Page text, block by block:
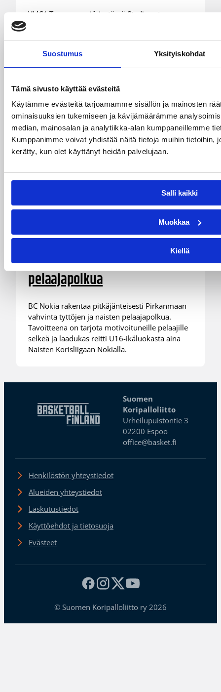
Suostumus Yksityiskohdat
Tämä sivusto käyttää evästeitä
Käytämme evästeitä tarjoamamme sisällön ja mainosten
ominaisuuksien tukemiseen ja kävijämäärämme
median, mainosalan ja analytiikka-alan kumppaneillemme
Kumppanimme voivat yhdistää näitä tietoja muihin tietoihin,
kerätty, kun olet käyttänyt heidän palvelujaan.
Salli kaikki
Muokkaa
Kiellä
YMCA Tampereen järjestämä Stadium-turnaus
juniorikoripalloturnaus, kun Stadium-turnaus
kokoaa yhteen yli 200 joukkuetta eri puolilta
satoja otteluita.
Alueet 28.07.2026 15:54
BC Nokia vahvistaa tyttöjen
pelaajapolkua
BC Nokia rakentaa pitkäjänteisesti Pirkanmaan
vahvinta tyttöjen ja naisten pelaajapolkua.
Tavoitteena on tarjota motivoituneille pelaajille
selkeä ja laadukas reitti U16-ikäluokasta aina
Naisten Korisliigaan Nokialla.
Suomen
Koripalloliitto
Urheilupuistontie 3
02200 Espoo
office@basket.fi
Henkilöstön yhteystiedot
Alueiden yhteystiedot
Laskutustiedot
Käyttöehdot ja tietosuoja
Evästeet
© Suomen Koripalloliitto ry 2026